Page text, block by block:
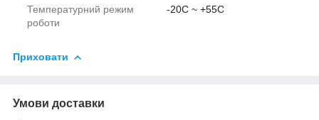
Температурний режим
роботи
-20С ~ +55С
Приховати
Умови доставки